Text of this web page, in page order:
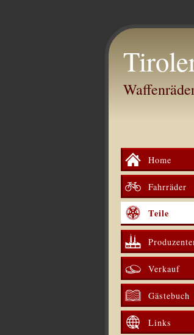
Home
Fahrräder
Teile
Verkauf
Gästebuch
Links